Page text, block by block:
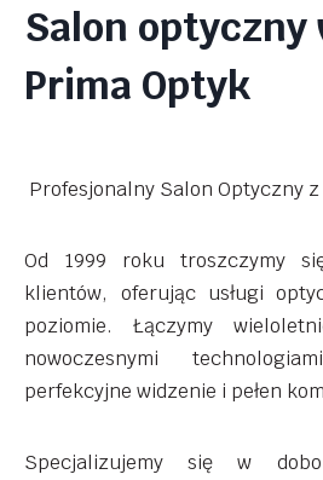
Salon optyczny
Prima Optyk
Profesjonalny Salon Optyczny
Od 1999 roku troszczymy
klientów, oferując usługi
poziomie. Łączymy
nowoczesnymi
perfekcyjne widzenie i pełen
Specjalizujemy się w